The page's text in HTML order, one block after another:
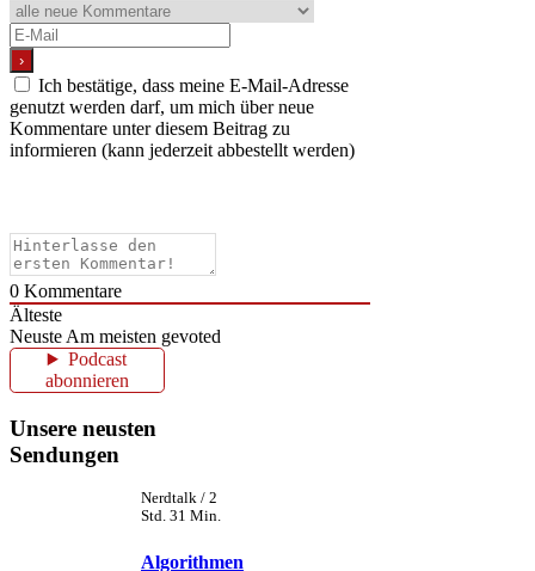
Ich bestätige, dass meine E-Mail-Adresse
genutzt werden darf, um mich über neue
Kommentare unter diesem Beitrag zu
informieren (kann jederzeit abbestellt werden)
0 Kommentare
Älteste
Neuste Am meisten gevoted
Podcast
abonnieren
Unsere neusten
Sendungen
Nerdtalk / 2
Std. 31 Min.
Algorithmen